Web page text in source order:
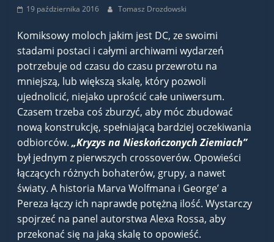
19 października 2016 Tomasz Drozdowski
Komiksowy moloch jakim jest DC, ze swoimi
stadami postaci i całymi archiwami wydarzeń
potrzebuje od czasu do czasu przewrotu na
mniejszą, lub większą skalę, który pozwoli
ujednolicić, niejako uprościć całe uniwersum.
Czasem trzeba coś zburzyć, aby móc zbudować
nową konstrukcję, spełniającą bardziej oczekiwania
odbiorców.„Kryzys na Nieskończonych Ziemiach”
był jednym z pierwszych crossoverów. Opowieści
łączących różnych bohaterów, grupy, a nawet
światy. A historia Marva Wolfmana i George’ a
Pereza łączy ich naprawdę potężną ilość. Wystarczy
spojrzeć na panel autorstwa Alexa Rossa, aby
przekonać się na jaką skalę to opowieść.